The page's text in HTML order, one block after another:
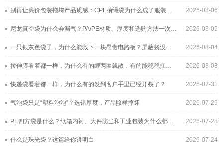
2026-08-06
2026-08-05
2026-08-04
2026-08-03
2026-07-31
快递袋看着都一样，为什么有的发到客户手里已经开裂了？
2026-07-29
气泡袋只是“塑料泡泡”？选错厚度，产品照样摔坏
2026-07-28
2026-07-24
什么是珠光袋？这篇给你讲明白